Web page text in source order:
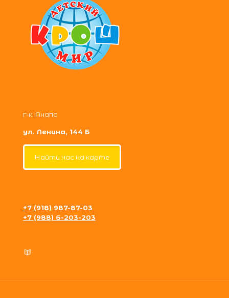
г-к. Анапа
ул. Ленина, 144 Б
Найти нас на карте
+7 (918) 987-87-03
+7 (988) 6-203-203